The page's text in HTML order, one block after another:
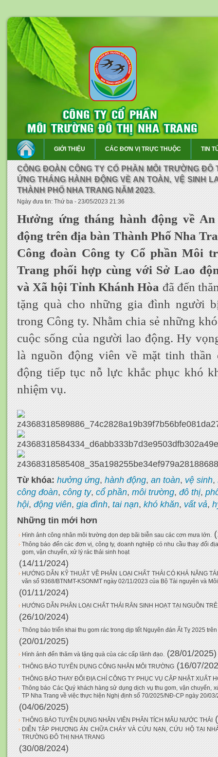
GIỚI THIỆU CÁC ĐƠN VỊ TRỰC THUỘC TIN
CÔNG ĐOÀN CÔNG TY CỔ PHẦN MÔI TRƯỜNG ĐÔ
ỨNG THÁNG HÀNH ĐỘNG VỀ AN TOÀN, VỆ SINH
THÀNH PHỐ NHA TRANG NĂM 2023.
Ngày đưa tin: Thứ ba - 23/05/2023 21:36
Hưởng ứng tháng hành động về
động trên địa bàn Thành Phố Nha
Công đoàn Công ty Cổ phần Môi
Trang phối hợp cùng với Sở Lao
và Xã hội Tỉnh Khánh Hòa đã đến
tặng quà cho những gia đình người
trong Công ty. Nhằm chia sẻ những
cuộc sống của người lao động. Hy
là nguồn động viên về mặt tinh
động tiếp tục nỗ lực khắc phục khó
nhiệm vụ.
Từ khóa: hưởng ứng, hành động, an toàn, vệ sinh,
công đoàn, công ty, cổ phần, môi trường, đô thị,
hội, động viên, gia đình, tai nạn, khó khăn, vất vả,
Những tin mới hơn
Hình ảnh công nhân môi trường dọn dẹp bãi biễn sau các cơn mưa lớn.
Thông báo đến các đơn vị, công ty, doanh nghiệp có nhu cầu thay đổi
gom, vận chuyển, xử lý rác thải sinh hoạt
(14/11/2024)
HƯỚNG DẪN KỸ THUẬT VỀ PHÂN LOẠI CHẤT THẢI CÓ KHẢ NĂNG
văn số 9368/BTNMT-KSONMT ngày 02/11/2023 của Bộ Tài nguyên và
(01/11/2024)
HƯỚNG DẪN PHÂN LOẠI CHẤT THẢI RẮN SINH HOẠT TẠI NGUỒN
(26/10/2024)
Thông báo triển khai thu gom rác trong dịp tết Nguyên đán Ất Tỵ 2025
(20/01/2025)
Hình ảnh đến thăm và tặng quà của các cấp lãnh đạo. (28/01/2025)
THÔNG BÁO TUYỂN DỤNG CÔNG NHÂN MÔI TRƯỜNG (16/07/
THÔNG BÁO THAY ĐỔI ĐỊA CHỈ CÔNG TY PHỤC VỤ CẬP NHẬT XUẤT
Thông báo Các Quý khách hàng sử dụng dịch vụ thu gom, vận chuyển,
TP Nha Trang về việc thực hiện Nghị định số 70/2025/NĐ-CP ngày 20/
(04/06/2025)
THÔNG BÁO TUYỂN DỤNG NHÂN VIÊN PHÂN TÍCH MẨU NƯỚC THẢI
DIỄN TẬP PHƯƠNG ÁN CHỮA CHÁY VÀ CỨU NẠN, CỨU HỘ TẠI
TRƯỜNG ĐÔ THỊ NHA TRANG
(30/08/2024)